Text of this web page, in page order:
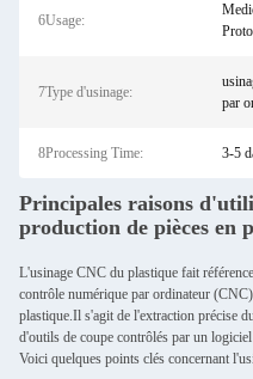
6Usage:
7Type d'usinage:
par
8Processing Time: 3-5
Principales raisons
production de pièces en
L'usinage CNC du plastique fait
contrôle numérique par ordinateur
plastique.Il s'agit de l'extraction précise
d'outils de coupe contrôlés par un
Voici quelques points clés concernant